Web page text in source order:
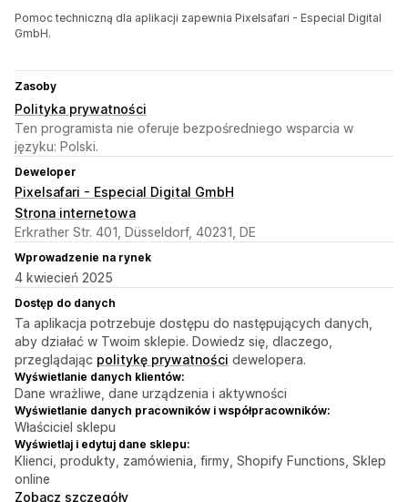
Pomoc techniczną dla aplikacji zapewnia Pixelsafari - Especial Digital
GmbH.
Zasoby
Polityka prywatności
Ten programista nie oferuje bezpośredniego wsparcia w
języku: Polski.
Deweloper
Pixelsafari - Especial Digital GmbH
Strona internetowa
Erkrather Str. 401, Düsseldorf, 40231, DE
Wprowadzenie na rynek
4 kwiecień 2025
Dostęp do danych
Ta aplikacja potrzebuje dostępu do następujących danych,
aby działać w Twoim sklepie. Dowiedz się, dlaczego,
przeglądając politykę prywatności dewelopera.
Wyświetlanie danych klientów:
Dane wrażliwe, dane urządzenia i aktywności
Wyświetlanie danych pracowników i współpracowników:
Właściciel sklepu
Wyświetlaj i edytuj dane sklepu:
Klienci, produkty, zamówienia, firmy, Shopify Functions, Sklep
online
Zobacz szczegóły